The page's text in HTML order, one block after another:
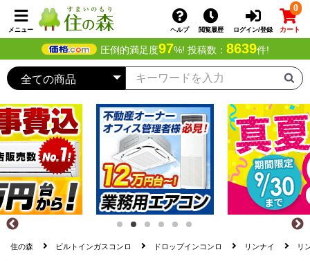
メニュー ヘルプ 閲覧履歴 ログイン/登録
0
カート
圧倒的満足度97%! 投稿数： 8639件!
住の森 ビルトインガスコンロ ドロップインコンロ リンナイ リ